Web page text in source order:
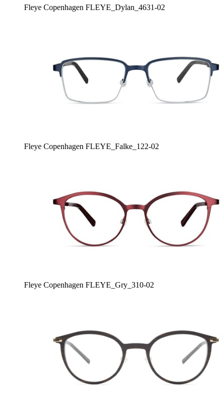
Fleye Copenhagen FLEYE_Dylan_4631-02
Fleye Copenhagen FLEYE_Falke_122-02
Fleye Copenhagen FLEYE_Gry_310-02